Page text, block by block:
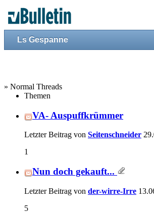
Ls Gespanne
» Normal Threads
Themen
VA- Auspuffkrümmer
Letzter Beitrag von Seitenschneider
1
Nun doch gekauft...
Letzter Beitrag von der-wirre-Irre
5